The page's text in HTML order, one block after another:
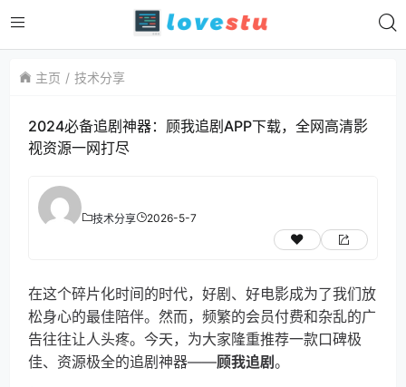
主页 技术分享
2024必备追剧神器：顾我追剧APP下载，全网高清影
视资源一网打尽
技术分享 2026-5-7
在这个碎片化时间的时代，好剧、好电影成为了我们放
松身心的最佳陪伴。然而，频繁的会员付费和杂乱的广
告往往让人头疼。今天，为大家隆重推荐一款口碑极
佳、资源极全的追剧神器——顾我追剧。